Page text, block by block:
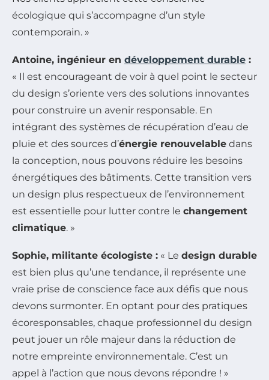
écologique qui s’accompagne d’un style
contemporain. »
Antoine, ingénieur en développement durable :
« Il est encourageant de voir à quel point le secteur
du design s’oriente vers des solutions innovantes
pour construire un avenir responsable. En
intégrant des systèmes de récupération d’eau de
pluie et des sources d’énergie renouvelable dans
la conception, nous pouvons réduire les besoins
énergétiques des bâtiments. Cette transition vers
un design plus respectueux de l’environnement
est essentielle pour lutter contre le changement
climatique. »
Sophie, militante écologiste : « Le design durable
est bien plus qu’une tendance, il représente une
vraie prise de conscience face aux défis que nous
devons surmonter. En optant pour des pratiques
écoresponsables, chaque professionnel du design
peut jouer un rôle majeur dans la réduction de
notre empreinte environnementale. C’est un
appel à l’action que nous devons répondre ! »